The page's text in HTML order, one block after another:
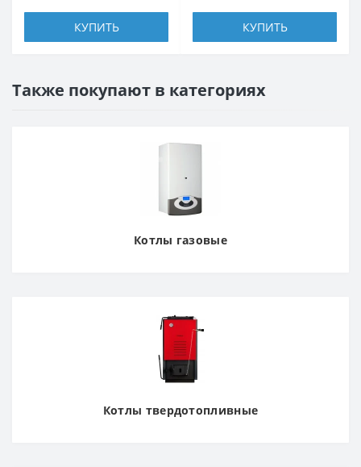
КУПИТЬ КУПИТЬ
Также покупают в категориях
Котлы газовые
Котлы твердотопливные